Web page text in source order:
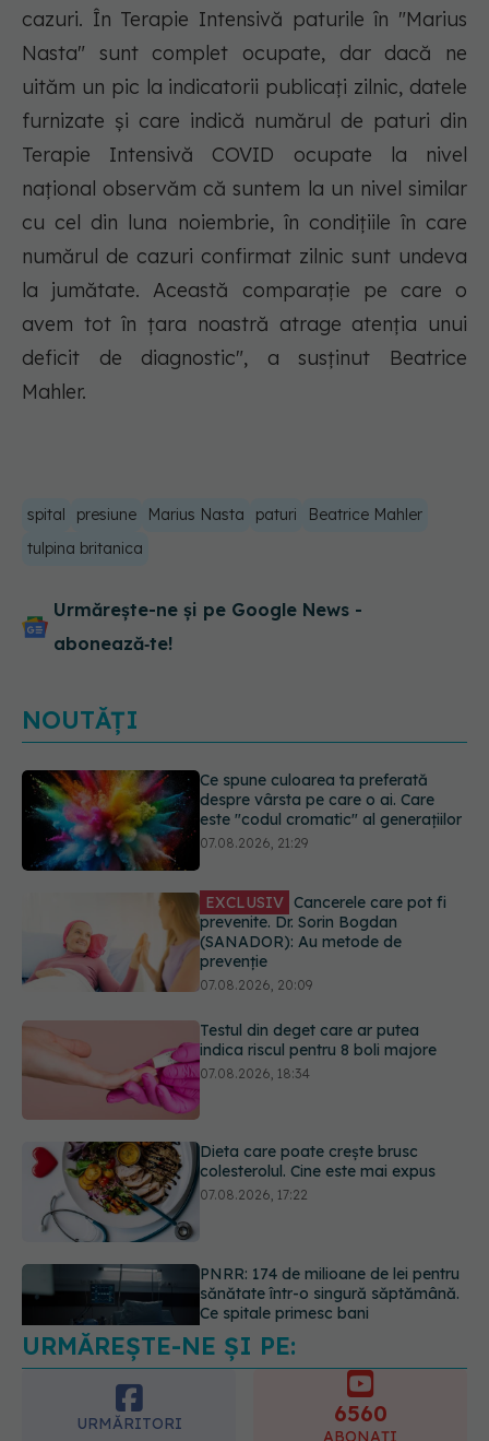
cazuri. În Terapie Intensivă paturile în "Marius
Nasta" sunt complet ocupate, dar dacă ne
uităm un pic la indicatorii publicaţi zilnic, datele
furnizate şi care indică numărul de paturi din
Terapie Intensivă COVID ocupate la nivel
naţional observăm că suntem la un nivel similar
cu cel din luna noiembrie, în condiţiile în care
numărul de cazuri confirmat zilnic sunt undeva
la jumătate. Această comparaţie pe care o
avem tot în ţara noastră atrage atenţia unui
deficit de diagnostic", a susţinut Beatrice
Mahler.
spital presiune Marius Nasta paturi
Beatrice Mahler
tulpina britanica
Urmărește-ne și pe Google News -
abonează‑te!
NOUTĂȚI
EXCLUSIV Cancerele care pot fi
prevenite. Dr. Sorin Bogdan
(SANADOR): Au metode de
Testul din deget care ar putea
indica riscul pentru 8 boli majore
07.08.2026, 18:34
Dieta care poate crește brusc
colesterolul. Cine este mai expus
PNRR: 174 de milioane de lei pentru
sănătate într-o singură săptămână.
Ce spitale primesc bani
Ce spune culoarea ta preferată
despre vârsta pe care o ai. Care
07.08.2026, 21:29
URMĂREȘTE-NE ȘI PE:
URMĂRITORI
ABONAȚI